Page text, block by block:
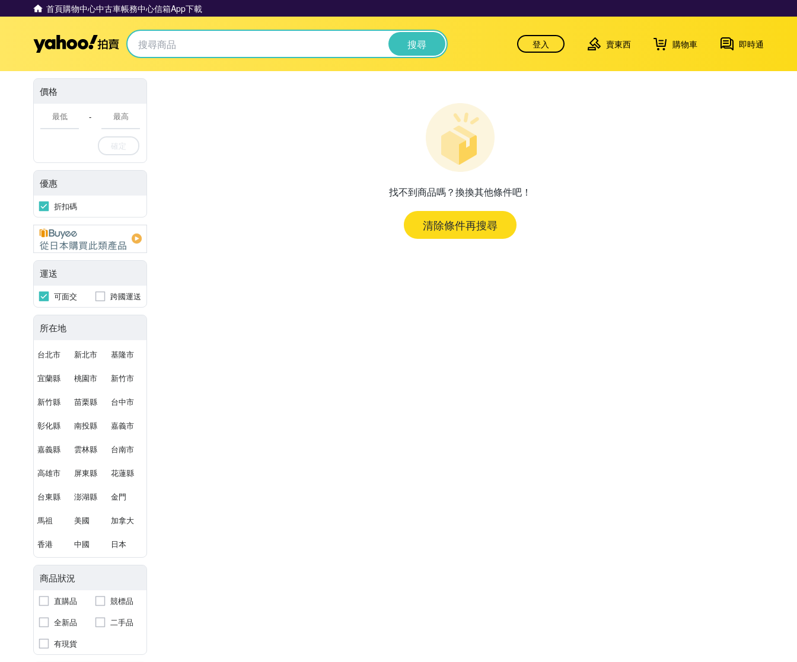
首頁購物中心中古車帳務中心信箱App下載
Yahoo拍賣 搜尋 登入 賣東西 購物車 即時通
價格
-
確定
優惠
折扣碼
運送
可面交 跨國運送
所在地
台北市 新北市 基隆市
宜蘭縣 桃園市 新竹市
新竹縣 苗栗縣 台中市
彰化縣 南投縣 嘉義市
嘉義縣 雲林縣 台南市
高雄市 屏東縣 花蓮縣
台東縣 澎湖縣 金門
馬祖 美國 加拿大
香港 中國 日本
商品狀況
直購品
競標品
全新品
二手品
有現貨
找不到商品嗎？換換其他條件吧！
清除條件再搜尋